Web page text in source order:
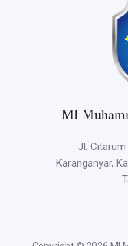
MI
Jl. Citarum
Karanganyar,